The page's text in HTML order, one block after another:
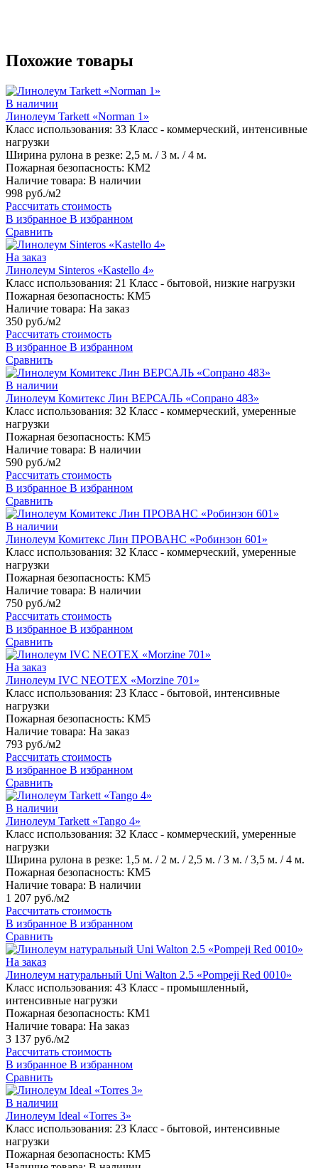
Похожие товары
В наличии
Линолеум Tarkett «Norman 1»
Класс использования: 33 Класс - коммерческий, интенсивные
нагрузки
Ширина рулона в резке: 2,5 м. / 3 м. / 4 м.
Пожарная безопасность: КМ2
Наличие товара: В наличии
998 руб./м2
Рассчитать стоимость
В избранное В избранном
Сравнить
На заказ
Линолеум Sinteros «Kastello 4»
Класс использования: 21 Класс - бытовой, низкие нагрузки
Пожарная безопасность: КМ5
Наличие товара: На заказ
350 руб./м2
Рассчитать стоимость
В избранное В избранном
Сравнить
В наличии
Линолеум Комитекс Лин ВЕРСАЛЬ «Сопрано 483»
Класс использования: 32 Класс - коммерческий, умеренные
нагрузки
Пожарная безопасность: КМ5
Наличие товара: В наличии
590 руб./м2
Рассчитать стоимость
В избранное В избранном
Сравнить
В наличии
Линолеум Комитекс Лин ПРОВАНС «Робинзон 601»
Класс использования: 32 Класс - коммерческий, умеренные
нагрузки
Пожарная безопасность: КМ5
Наличие товара: В наличии
750 руб./м2
Рассчитать стоимость
В избранное В избранном
Сравнить
На заказ
Линолеум IVC NEOTEX «Morzine 701»
Класс использования: 23 Класс - бытовой, интенсивные
нагрузки
Пожарная безопасность: КМ5
Наличие товара: На заказ
793 руб./м2
Рассчитать стоимость
В избранное В избранном
Сравнить
В наличии
Линолеум Tarkett «Tango 4»
Класс использования: 32 Класс - коммерческий, умеренные
нагрузки
Ширина рулона в резке: 1,5 м. / 2 м. / 2,5 м. / 3 м. / 3,5 м. / 4 м.
Пожарная безопасность: КМ5
Наличие товара: В наличии
1 207 руб./м2
Рассчитать стоимость
В избранное В избранном
Сравнить
На заказ
Линолеум натуральный Uni Walton 2.5 «Pompeji Red 0010»
Класс использования: 43 Класс - промышленный,
интенсивные нагрузки
Пожарная безопасность: КМ1
Наличие товара: На заказ
3 137 руб./м2
Рассчитать стоимость
В избранное В избранном
Сравнить
В наличии
Линолеум Ideal «Torres 3»
Класс использования: 23 Класс - бытовой, интенсивные
нагрузки
Пожарная безопасность: КМ5